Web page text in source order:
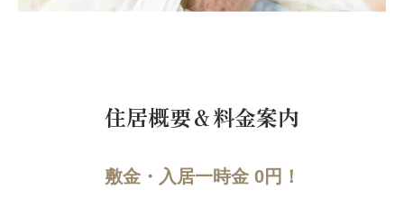
住居概要＆料金案内
敷金・入居一時金 0円！